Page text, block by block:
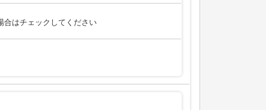
はチェックしてください